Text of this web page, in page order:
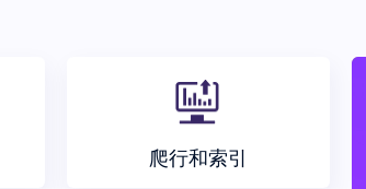
爬行和索引